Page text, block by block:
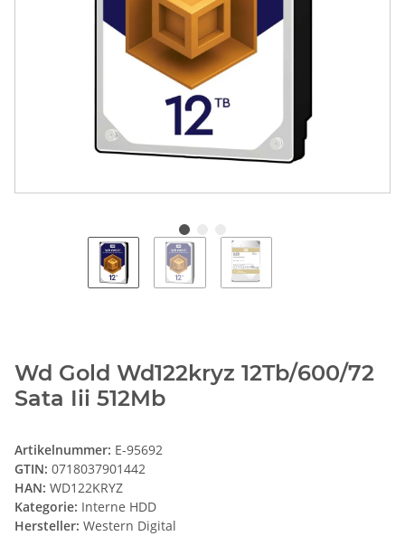
Wd Gold Wd122kryz 12Tb/600/72
Sata Iii 512Mb
Artikelnummer: E-95692
GTIN: 0718037901442
HAN: WD122KRYZ
Kategorie: Interne HDD
Hersteller: Western Digital